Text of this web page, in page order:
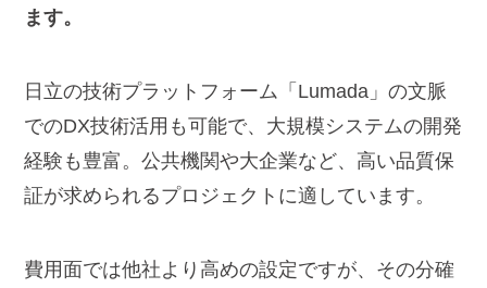
ます。
日立の技術プラットフォーム「Lumada」の文脈
でのDX技術活用も可能で、大規模システムの開発
経験も豊富。公共機関や大企業など、高い品質保
証が求められるプロジェクトに適しています。
費用面では他社より高めの設定ですが、その分確